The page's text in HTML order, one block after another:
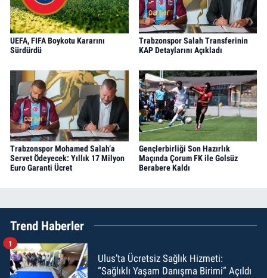
UEFA, FIFA Boykotu Kararını
Sürdürdü
Trabzonspor Salah Transferinin
KAP Detaylarını Açıkladı
Trabzonspor Mohamed Salah’a
Servet Ödeyecek: Yıllık 17 Milyon
Euro Garanti Ücret
Gençlerbirliği Son Hazırlık
Maçında Çorum FK ile Golsüz
Berabere Kaldı
Trend Haberler
Ulus’ta Ücretsiz Sağlık Hizmeti:
“Sağlıklı Yaşam Danışma Birimi” Açıldı
1